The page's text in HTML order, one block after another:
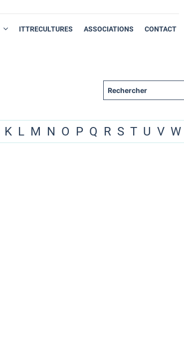
ITTRECULTURES ASSOCIATIONS CONTACT
K L M N O P Q R S T U V W